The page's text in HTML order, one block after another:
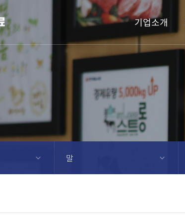
기업소개
말